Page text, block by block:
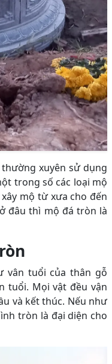
xuyên sử dụng
trong số các loại mộ
mộ từ xưa cho đến
đâu thì mộ đá tròn là
vân tuổi của thân gỗ
tuổi. Mọi vật đều vận
và kết thúc. Nếu như
tròn là đại diện cho